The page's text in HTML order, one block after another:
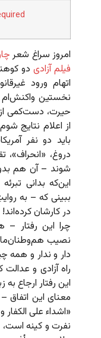
امروز سراغ شعر
فیلم آزادی دو
اتهام ورود
نخستین
از اعلام نتایج
باید دو نفر
دروغ،
شوند – آن هم
این‌که بدانی
ببینی که – به
در کارشان کرده‌اند!
چرا این
نصیب
دار و ندار و همه
راه آزادی و
این رفتار ارجاع
معنای این
«اشداء علی
نفرت و کینه